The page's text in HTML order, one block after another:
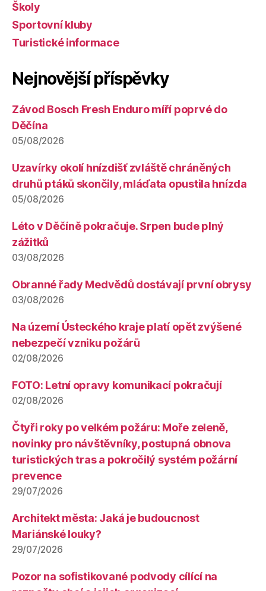
Školy
Sportovní kluby
Turistické informace
Nejnovější příspěvky
Závod Bosch Fresh Enduro míří poprvé do
Děčína
05/08/2026
Uzavírky okolí hnízdišť zvláště chráněných
druhů ptáků skončily, mláďata opustila hnízda
05/08/2026
Léto v Děčíně pokračuje. Srpen bude plný
zážitků
03/08/2026
Obranné řady Medvědů dostávají první obrysy
03/08/2026
Na území Ústeckého kraje platí opět zvýšené
nebezpečí vzniku požárů
02/08/2026
FOTO: Letní opravy komunikací pokračují
02/08/2026
Čtyři roky po velkém požáru: Moře zeleně,
novinky pro návštěvníky, postupná obnova
turistických tras a pokročilý systém požární
prevence
29/07/2026
Architekt města: Jaká je budoucnost
Mariánské louky?
29/07/2026
Pozor na sofistikované podvody cílící na